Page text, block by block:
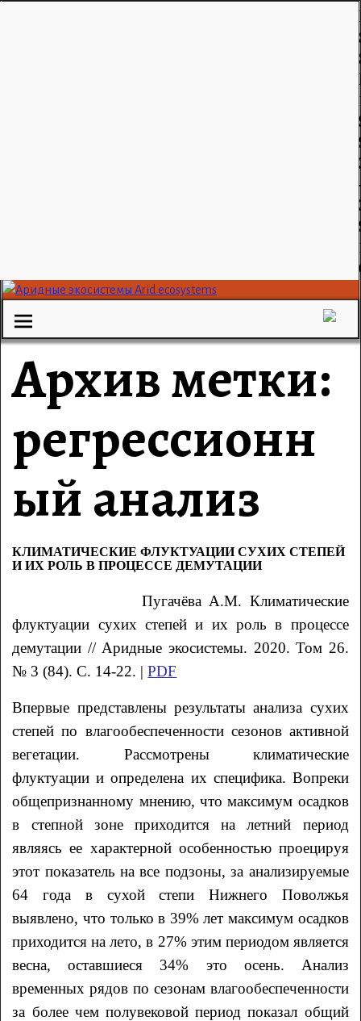
Архив метки:
регрессионн
ый анализ
КЛИМАТИЧЕСКИЕ ФЛУКТУАЦИИ СУХИХ СТЕПЕЙ
И ИХ РОЛЬ В ПРОЦЕССЕ ДЕМУТАЦИИ
Пугачёва А.М. Климатические
флуктуации сухих степей и их роль в процессе
демутации // Аридные экосистемы. 2020. Том 26.
№ 3 (84). С. 14-22. |PDF
Впервые представлены результаты анализа сухих
степей по влагообеспеченности сезонов активной
вегетации. Рассмотрены климатические
флуктуации и определена их специфика. Вопреки
общепризнанному мнению, что максимум осадков
в степной зоне приходится на летний период
являясь ее характерной особенностью проецируя
этот показатель на все подзоны, за анализируемые
64 года в сухой степи Нижнего Поволжья
выявлено, что только в 39% лет максимум осадков
приходится на лето, в 27% этим периодом является
весна, оставшиеся 34% это осень. Анализ
временных рядов по сезонам влагообеспеченности
за более чем полувековой период показал общий